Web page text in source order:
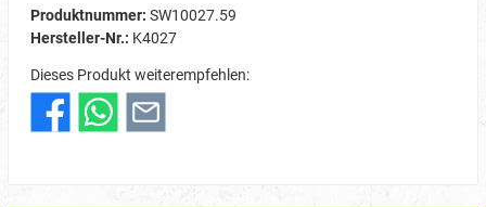
Produktnummer: SW10027.59
Hersteller-Nr.: K4027
Dieses Produkt weiterempfehlen: